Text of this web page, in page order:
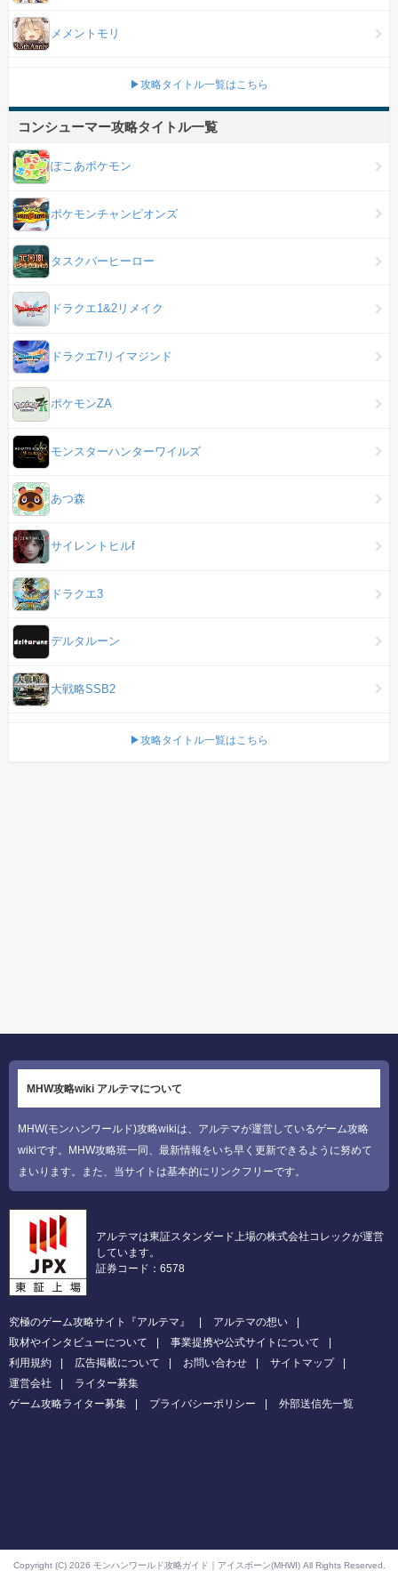
メメントモリ
▶攻略タイトル一覧はこちら
コンシューマー攻略タイトル一覧
ぽこあポケモン
ポケモンチャンピオンズ
タスクバーヒーロー
ドラクエ1&2リメイク
ドラクエ7リイマジンド
ポケモンZA
モンスターハンターワイルズ
あつ森
サイレントヒルf
ドラクエ3
デルタルーン
大戦略SSB2
▶攻略タイトル一覧はこちら
MHW攻略wiki アルテマについて
MHW(モンハンワールド)攻略wikiは、アルテマが運営しているゲーム攻略
wikiです。MHW攻略班一同、最新情報をいち早く更新できるように努めて
まいります。また、当サイトは基本的にリンクフリーです。
アルテマは東証スタンダード上場の株式会社コレックが運営
しています。
証券コード：6578
究極のゲーム攻略サイト『アルテマ』
アルテマの想い
取材やインタビューについて
事業提携や公式サイトについて
利用規約
広告掲載について お問い合わせ
サイトマップ
運営会社
ライター募集
ゲーム攻略ライター募集
プライバシーポリシー 外部送信先一覧
Copyright (C) 2026 モンハンワールド攻略ガイド｜アイスボーン(MHWI) All Rights Reserved.